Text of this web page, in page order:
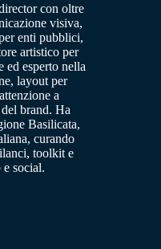
con oltre
visiva,
enti pubblici,
artistico per
ed esperto nella
layout per
a
brand. Ha
Basilicata,
curando
toolkit e
social.